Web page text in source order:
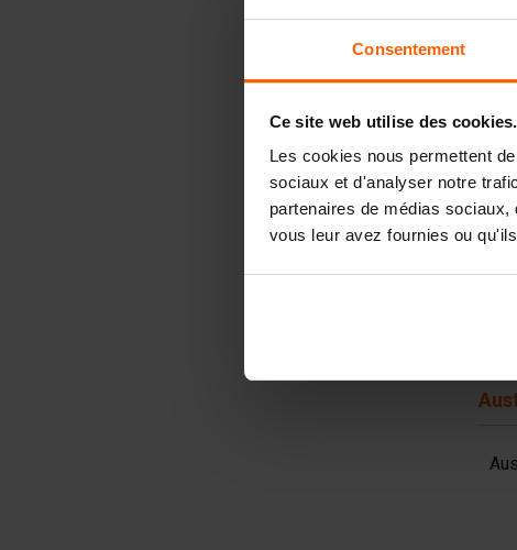
Consentement
Ce site web utilise des cookies.
Les cookies nous permettent
sociaux et d'analyser notre
partenaires de médias
vous leur avez fournies ou